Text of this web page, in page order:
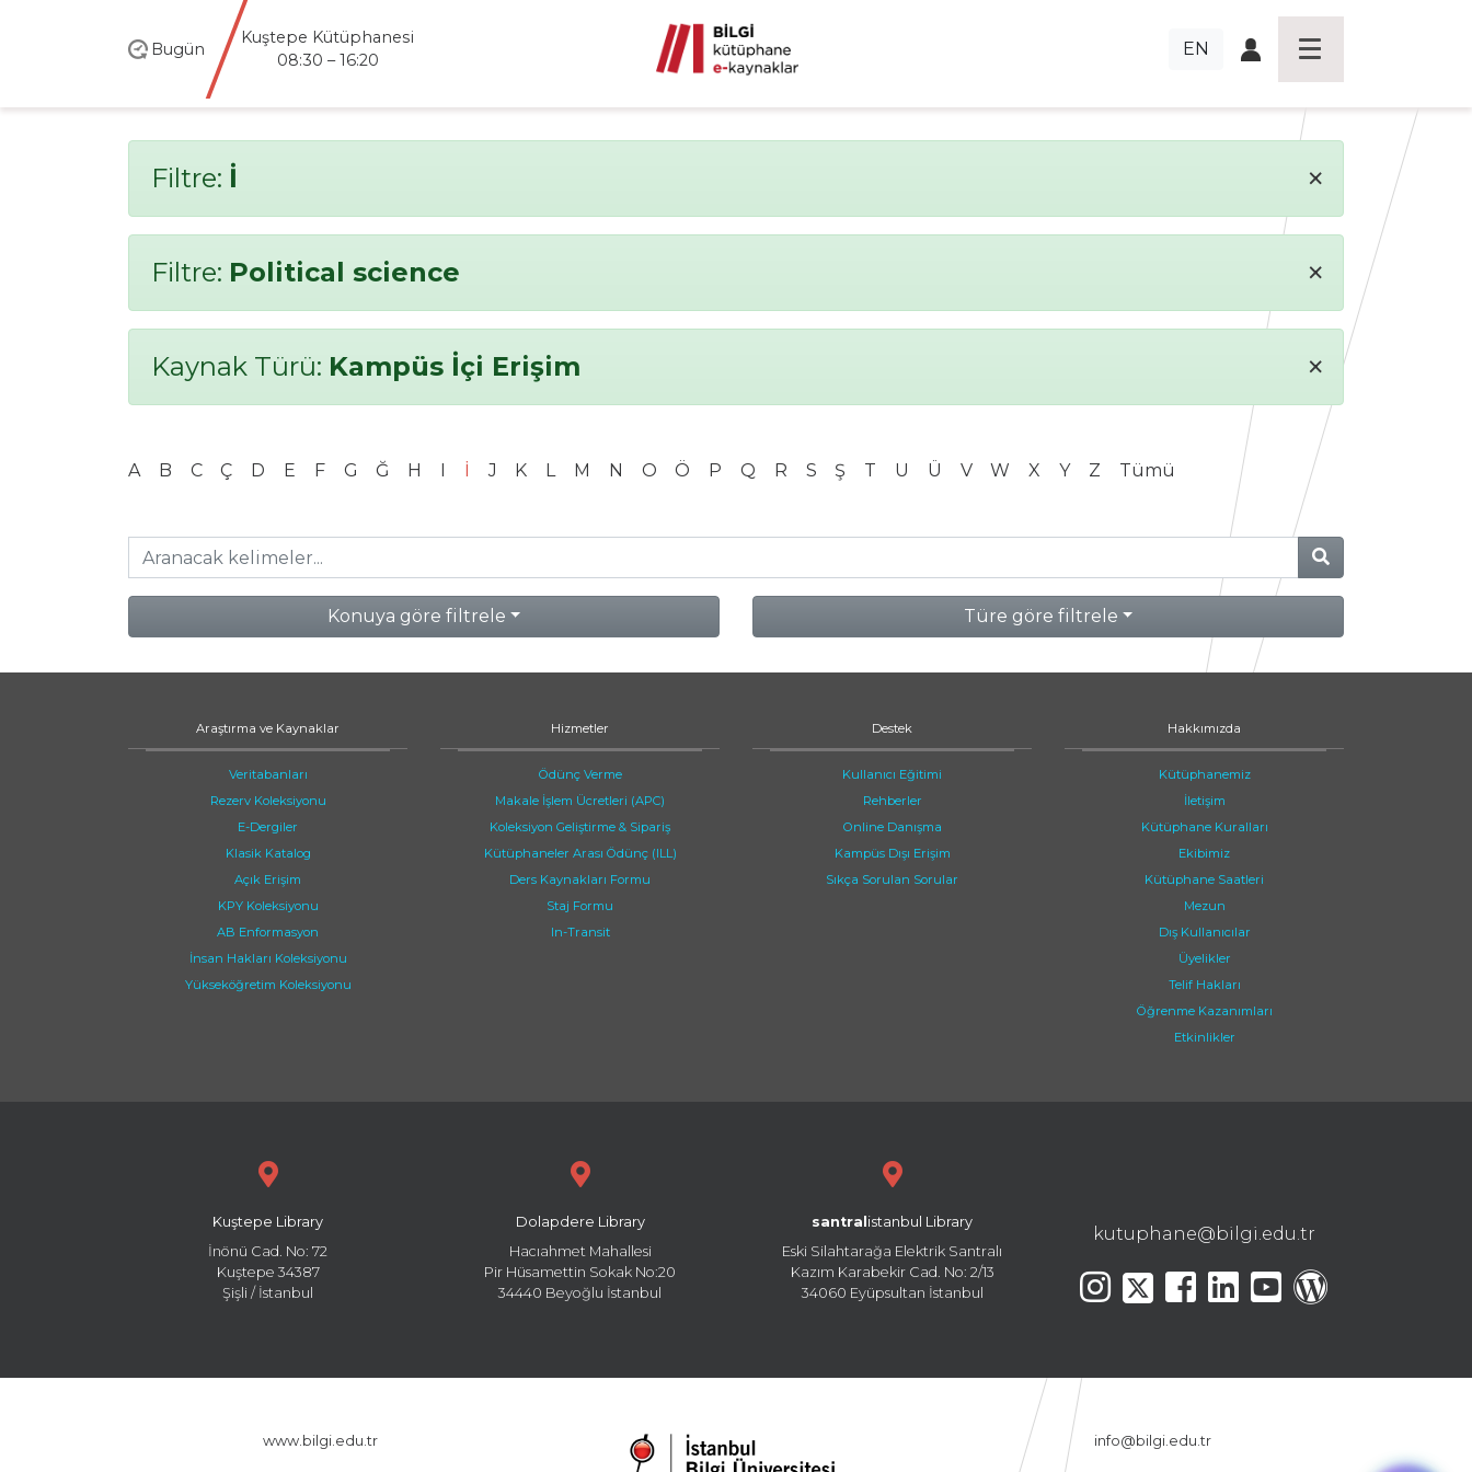
Bugün
Kuştepe Kütüphanesi
08:30 – 16:20
EN
Filtre: İ ×
Filtre: Political science ×
Kaynak Türü: Kampüs İçi Erişim ×
A B C Ç D E F G Ğ H I İ J K L M N O Ö P Q R S Ş T U Ü V W X Y Z Tümü
Konuya göre filtrele Türe göre filtrele
Araştırma ve Kaynaklar
Veritabanları
Rezerv Koleksiyonu
E-Dergiler
Klasik Katalog
Açık Erişim
KPY Koleksiyonu
AB Enformasyon
İnsan Hakları Koleksiyonu
Yükseköğretim Koleksiyonu
Hizmetler
Ödünç Verme
Makale İşlem Ücretleri (APC)
Koleksiyon Geliştirme & Sipariş
Kütüphaneler Arası Ödünç (ILL)
Ders Kaynakları Formu
Staj Formu
In-Transit
Destek
Kullanıcı Eğitimi
Rehberler
Online Danışma
Kampüs Dışı Erişim
Sıkça Sorulan Sorular
Hakkımızda
Kütüphanemiz
İletişim
Kütüphane Kuralları
Ekibimiz
Kütüphane Saatleri
Mezun
Dış Kullanıcılar
Üyelikler
Telif Hakları
Öğrenme Kazanımları
Etkinlikler
Kuştepe Library
İnönü Cad. No: 72
Kuştepe 34387
Şişli / İstanbul
Dolapdere Library
Hacıahmet Mahallesi
Pir Hüsamettin Sokak No:20
34440 Beyoğlu İstanbul
santral istanbul Library
Eski Silahtarağa Elektrik Santralı
Kazım Karabekir Cad. No: 2/13
34060 Eyüpsultan İstanbul
kutuphane@bilgi.edu.tr
www.bilgi.edu.tr info@bilgi.edu.tr